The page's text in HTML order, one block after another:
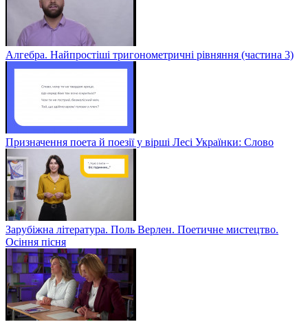
Алгебра. Найпростіші тригонометричні рівняння (частина 3)
Призначення поета й поезії у вірші Лесі Українки: Слово
Зарубіжна література. Поль Верлен. Поетичне мистецтво.
Осіння пісня